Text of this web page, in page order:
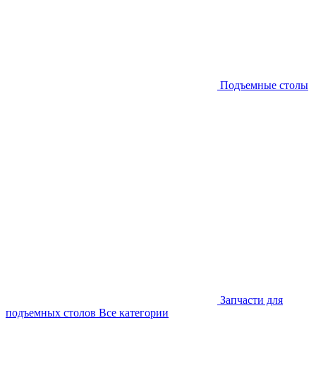
Подъемные столы
Запчасти для
подъемных столов Все категории